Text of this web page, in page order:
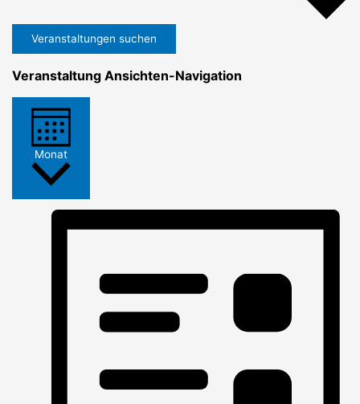
Veranstaltungen suchen
Veranstaltung Ansichten-Navigation
Monat